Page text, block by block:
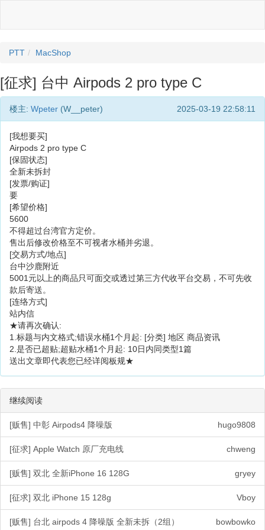
PTT MacShop
[征求] 台中 Airpods 2 pro type C
楼主: Wpeter (W__peter) 2025-03-19 22:58:11
[我想要买]
Airpods 2 pro type C
[保固状态]
全新未拆封
[发票/购证]
要
[希望价格]
5600
不得超过台湾官方定价。
售出后修改价格至不可视者水桶并劣退。
[交易方式/地点]
台中沙鹿附近
5001元以上的商品只可面交或透过第三方代收平台交易，不可先收
款后寄送。
[连络方式]
站内信
★请再次确认:
1.标题与内文格式;错误水桶1个月起: [分类] 地区 商品资讯
2.是否已超贴;超贴水桶1个月起: 10日内同类型1篇
送出文章即代表您已经详阅板规★
继续阅读
[贩售] 中彰 Airpods4 降噪版 hugo9808
[征求] Apple Watch 原厂充电线 chweng
[贩售] 双北 全新iPhone 16 128G gryey
[征求] 双北 iPhone 15 128g Vboy
[贩售] 台北 airpods 4 降噪版 全新未拆（2组） bowbowko